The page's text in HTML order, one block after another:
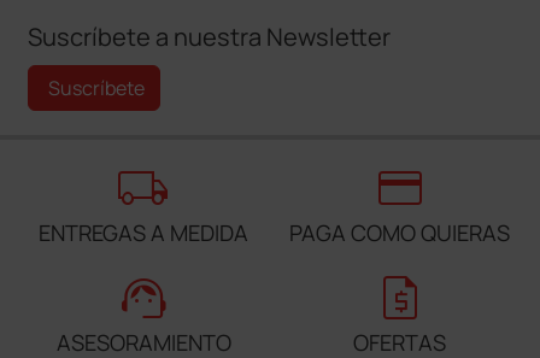
Suscríbete a nuestra Newsletter
Suscríbete
local_shipping
ENTREGAS A MEDIDA
credit_card
PAGA COMO QUIERAS
support_agent
ASESORAMIENTO
request_quote
OFERTAS